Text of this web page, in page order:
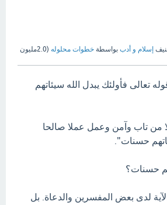
إسلام و أدب بواسطة خطوات محلوله (2.0مليون
تعالى فأولئك يبدل الله سيئاتهم
من تاب وآمن وعمل عملا صالحا
حسنات".
حسنات؟
لدى بعض المفسرين والدعاة. بل